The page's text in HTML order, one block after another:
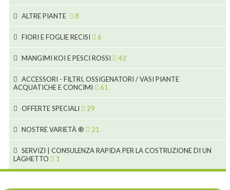
3
4
5
9
9
ALTRE PIANTE 8
FIORI E FOGLIE RECISI 6
2
1
MANGIMI KOI E PESCI ROSSI 42
28
1
ACCESSORI - FILTRI, OSSIGENATORI / VASI PIANTE
ACQUATICHE E CONCIMI
61
4
OFFERTE SPECIALI 29
NOSTRE VARIETÀ ® 21
SERVIZI | CONSULENZA RAPIDA PER LA COSTRUZIONE DI UN
LAGHETTO
1